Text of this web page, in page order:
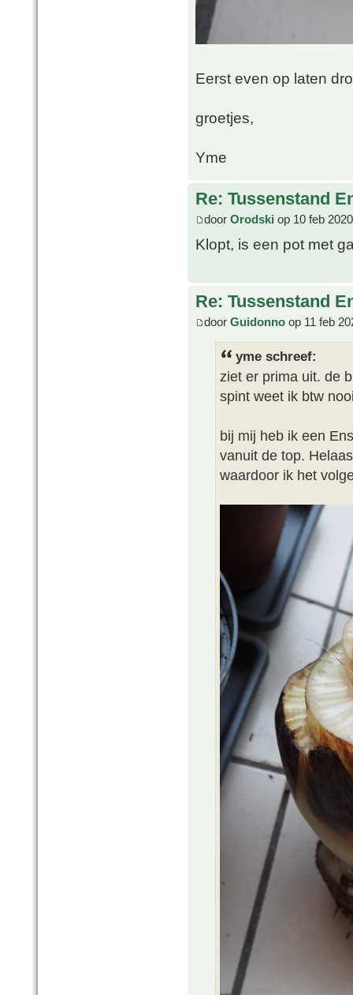
Eerst even op laten
groetjes,
Yme
Re: Tussenstand
door Orodski op 10 feb
Klopt, is een pot met
Re: Tussenstand
door Guidonno op 11 feb
yme schreef:
ziet er prima uit. de
spint weet ik btw
bij mij heb ik een
vanuit de top.
waardoor ik het